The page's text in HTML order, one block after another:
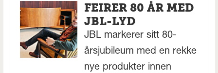
FEIRER 80 ÅR MED
JBL-LYD
JBL markerer sitt 80-
årsjubileum med en rekke
nye produkter innen